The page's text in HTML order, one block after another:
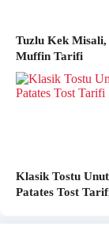
Tuzlu Kek Misali,
Muffin Tarifi
Klasik Tostu
Patates Tost